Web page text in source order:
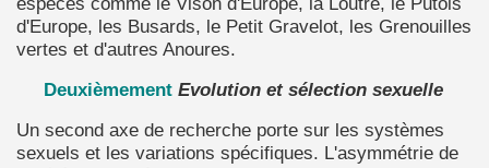
d'Europe, les Busards, le Petit Gravelot, les Grenouilles
vertes et d'autres Anoures.
DeuxièmementEvolution et sélection sexuelle
Un second axe de recherche porte sur les systèmes
sexuels et les variations spécifiques. L'asymmétrie de